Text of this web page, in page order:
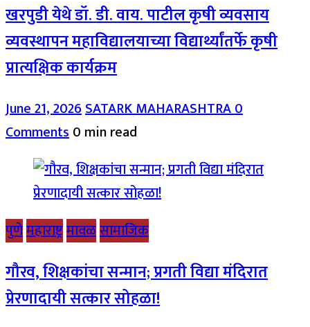
खरपुडी येथे डॉ. डी. वाय. पाटील कृषी व्यवसाय
व्यवस्थापन महाविद्यालयाच्या विद्यार्थ्यांतर्फे कृषी
प्रात्यक्षिक कार्यक्रम
June 21, 2026SATARK MAHARASHTRA0
Comments0 min read
पुणेमहाराष्ट्रमावळसामाजिक
गौरव, शिक्षकांचा सन्मान; प्रगती विद्या मंदिरात
प्रेरणादायी सत्कार सोहळा!